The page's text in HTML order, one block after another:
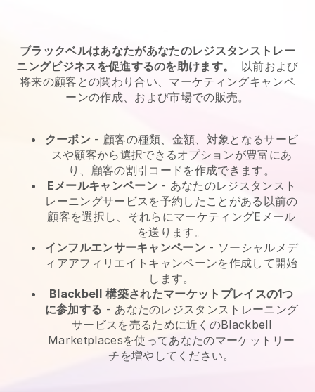
ブラックベルはあなたがあなたのレジスタンストレー
ニングビジネスを促進するのを助けます。
以前および
将来の顧客との関わり合い、マーケティングキャンペ
ーンの作成、および市場での販売。
クーポン- 顧客の種類、金額、対象となるサービ
スや顧客から選択できるオプションが豊富にあ
り、顧客の割引コードを作成できます。
Eメールキャンペーン- あなたのレジスタンスト
レーニングサービスを予約したことがある以前の
顧客を選択し、それらにマーケティングEメール
を送ります。
インフルエンサーキャンペーン - ソーシャルメデ
ィアアフィリエイトキャンペーンを作成して開始
します。
Blackbell 構築されたマーケットプレイスの1つ
に参加する - あなたのレジスタンストレーニング
サービスを売るために近くのBlackbell
Marketplacesを使ってあなたのマーケットリー
チを増やしてください。